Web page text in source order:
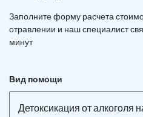
Заполните форму расчета
отравлении и наш специалист
минут
Вид помощи
Детоксикация от алкоголя